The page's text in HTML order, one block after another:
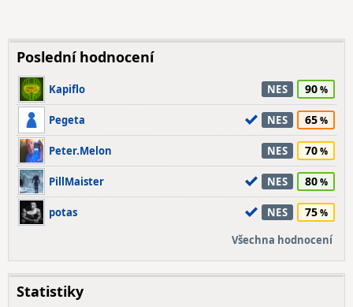
Poslední hodnocení
Kapiflo NES 90
Pegeta NES 65
Peter.Melon NES 70
PillMaister NES 80
potas NES 75
Všechna hodnocení
Statistiky